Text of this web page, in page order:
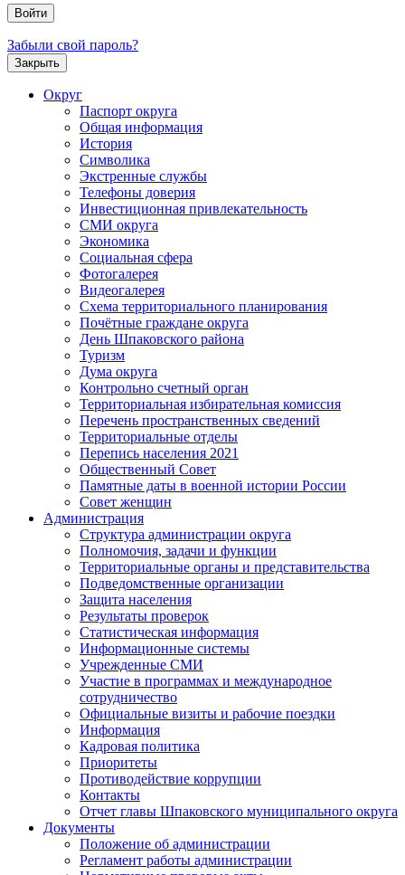
Забыли свой пароль?
Закрыть
Округ
Паспорт округа
Общая информация
История
Символика
Экстренные службы
Телефоны доверия
Инвестиционная привлекательность
СМИ округа
Экономика
Социальная сфера
Фотогалерея
Видеогалерея
Схема территориального планирования
Почётные граждане округа
День Шпаковского района
Туризм
Дума округа
Контрольно счетный орган
Территориальная избирательная комиссия
Перечень пространственных сведений
Территориальные отделы
Перепись населения 2021
Общественный Совет
Памятные даты в военной истории России
Совет женщин
Администрация
Структура администрации округа
Полномочия, задачи и функции
Территориальные органы и представительства
Подведомственные организации
Защита населения
Результаты проверок
Статистическая информация
Информационные системы
Учрежденные СМИ
Участие в программах и международное
сотрудничество
Официальные визиты и рабочие поездки
Информация
Кадровая политика
Приоритеты
Противодействие коррупции
Контакты
Отчет главы Шпаковского муниципального округа
Документы
Положение об администрации
Регламент работы администрации